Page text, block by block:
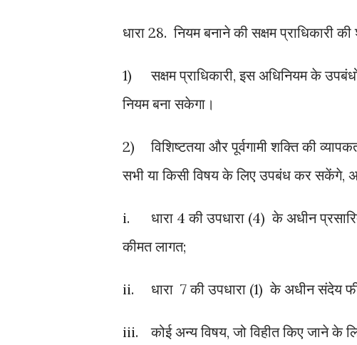
धारा 28. नियम बनाने की सक्षम प्राधिकारी
1)
सक्षम प्राधिकारी, इस अधिनियम के
नियम बना सकेगा।
2)
विशिष्टतया और पूर्वगामी शक्ति की
सभी या किसी विषय के लिए उपबंध कर सकेंगे,
i.
धारा 4 की उपधारा (4) के अधीन
कीमत लागत;
ii. धारा 7 की उपधारा (1) के अधीन संदेय
iii. कोई अन्य विषय, जो विहीत किए जाने के